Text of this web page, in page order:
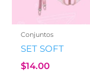
Conjuntos
SET SOFT
$14.00